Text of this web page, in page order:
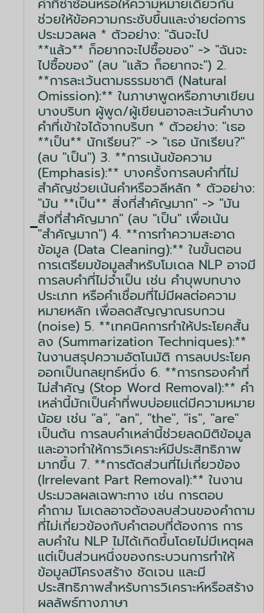
ช่วยให้ข้อความกระชับขึ้นและง่ายต่อการ
ประมวลผล * ตัวอย่าง: "ฉันจะไป
**แล้ว** ก็อยากจะไปซื้อของ" -> "ฉันจะ
ไปซื้อของ" (ลบ "แล้ว ก็อยากจะ") 2.
**การละเว้นตามธรรมชาติ (Natural
Omission):** ในภาษาพูดหรือภาษาเขียน
บางบริบท ผู้พูด/ผู้เขียนอาจละเว้นคำบาง
คำที่เข้าใจได้จากบริบท * ตัวอย่าง: "เธอ
**เป็น** นักเรียน?" -> "เธอ นักเรียน?"
(ลบ "เป็น") 3. **การเน้นข้อความ
(Emphasis):** บางครั้งการลบคำที่ไม่
สำคัญช่วยเน้นคำหรือวลีหลัก * ตัวอย่าง:
"มัน **เป็น** สิ่งที่สำคัญมาก" -> "มัน
สิ่งที่สำคัญมาก" (ลบ "เป็น" เพื่อเน้น
"สำคัญมาก") 4. **การทำความสะอาด
ข้อมูล (Data Cleaning):** ในขั้นตอน
การเตรียมข้อมูลสำหรับโมเดล NLP อาจมี
การลบคำที่ไม่จำเป็น เช่น คำบุพบทบาง
ประเภท หรือคำเชื่อมที่ไม่มีผลต่อความ
หมายหลัก เพื่อลดสัญญาณรบกวน
(noise) 5. **เทคนิคการทำให้ประโยคสั้น
ลง (Summarization Techniques):**
ในงานสรุปความอัตโนมัติ การลบประโยค
ออกเป็นกลยุทธ์หนึ่ง 6. **การกรองคำที่
ไม่สำคัญ (Stop Word Removal):** คำ
เหล่านี้มักเป็นคำที่พบบ่อยแต่มีความหมาย
น้อย เช่น "a", "an", "the", "is", "are"
เป็นต้น การลบคำเหล่านี้ช่วยลดมิติข้อมูล
และอาจทำให้การวิเคราะห์มีประสิทธิภาพ
มากขึ้น 7. **การตัดส่วนที่ไม่เกี่ยวข้อง
(Irrelevant Part Removal):** ในงาน
ประมวลผลเฉพาะทาง เช่น การตอบ
คำถาม โมเดลอาจต้องลบส่วนของคำถาม
ที่ไม่เกี่ยวข้องกับคำตอบที่ต้องการ การ
ลบคำใน NLP ไม่ได้เกิดขึ้นโดยไม่มีเหตุผล
แต่เป็นส่วนหนึ่งของกระบวนการทำให้
ข้อมูลมีโครงสร้าง ชัดเจน และมี
ประสิทธิภาพสำหรับการวิเคราะห์หรือสร้าง
ผลลัพธ์ทางภาษา